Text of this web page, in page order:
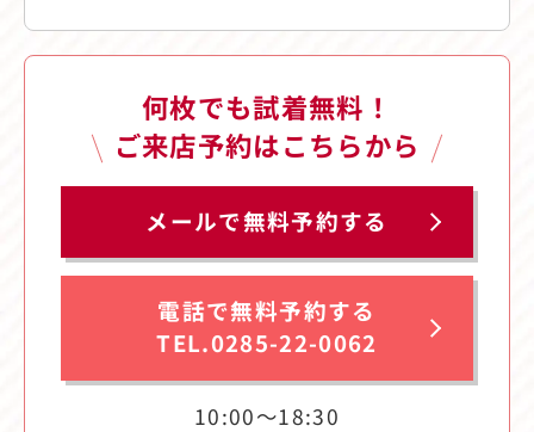
何枚でも試着無料！
ご来店予約はこちらから
メールで無料予約する
電話で無料予約する
TEL.0285-22-0062
10:00〜18:30